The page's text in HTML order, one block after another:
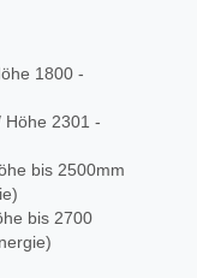
1800 -
2301 -
bis 2500mm
bis 2700